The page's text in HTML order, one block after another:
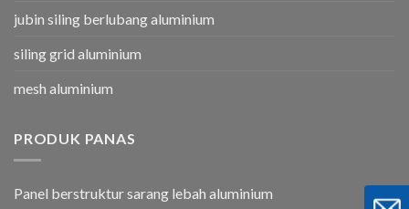
jubin siling berlubang aluminium
siling grid aluminium
mesh aluminium
PRODUK PANAS
Panel berstruktur sarang lebah aluminium